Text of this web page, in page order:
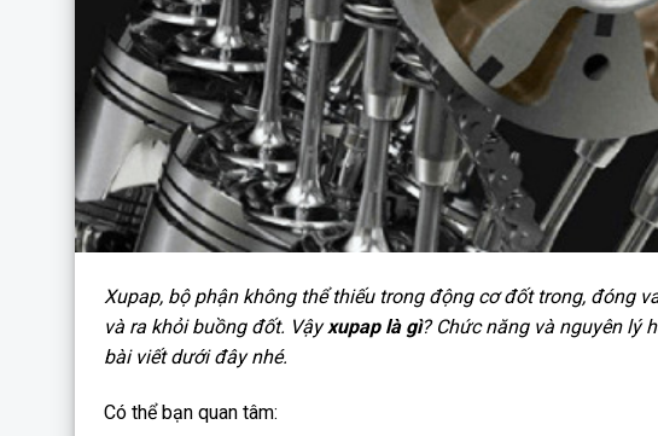
Xupap, bộ phận không thể thiếu trong động cơ đốt trong, đóng
và ra khỏi buồng đốt. Vậyxupap là gì? Chức năng và nguyên lý
bài viết dưới đây nhé.
Có thể bạn quan tâm: